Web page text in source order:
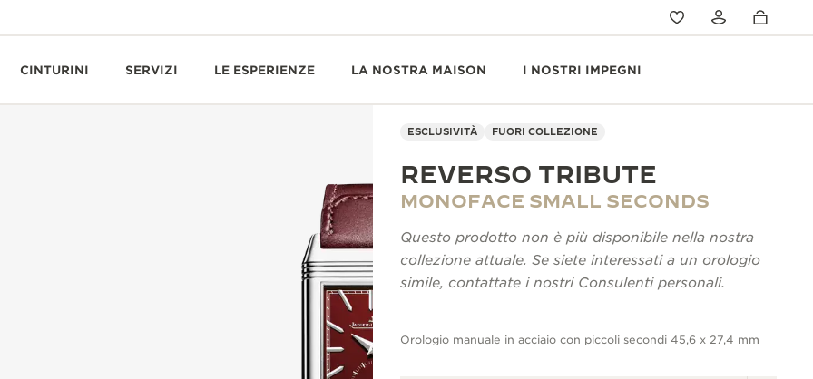
CINTURINI SERVIZI LE ESPERIENZE LA NOSTRA MAISON I NOSTRI IMPEGNI
ESCLUSIVITÀ FUORI COLLEZIONE
REVERSO TRIBUTE
MONOFACE SMALL SECONDS
Questo prodotto non è più disponibile nella nostra
collezione attuale. Se siete interessati a un orologio
simile, contattate i nostri Consulenti personali.
Orologio manuale in acciaio con piccoli secondi 45,6 x 27,4 mm